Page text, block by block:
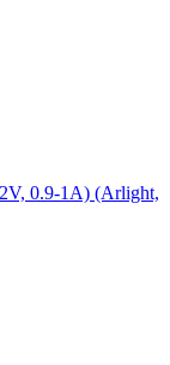
0.9-1A) (Arlight,